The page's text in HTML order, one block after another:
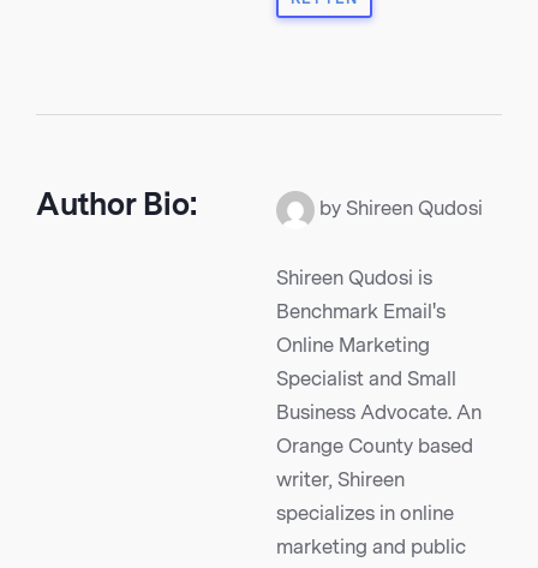
Author Bio: by Shireen Qudosi
Shireen Qudosi is
Benchmark Email's
Online Marketing
Specialist and Small
Business Advocate. An
Orange County based
writer, Shireen
specializes in online
marketing and public